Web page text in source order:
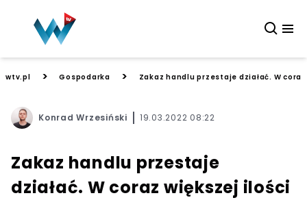
wtv.pl > Gospodarka > Zakaz handlu przestaje działać. W
Konrad Wrzesiński 19.03.2022 08:22
Zakaz handlu przestaje
działać. W coraz większej ilości